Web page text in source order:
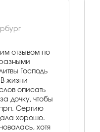
отзывом по
Господь
жизни
описать
дочку, чтобы
Сергию
хорошо.
хотя